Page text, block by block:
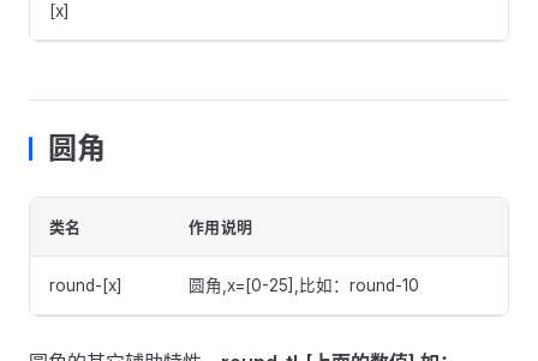
[x]
圆角
类名 作用说明
round-[x] 圆角,x=[0-25],比如：round-10